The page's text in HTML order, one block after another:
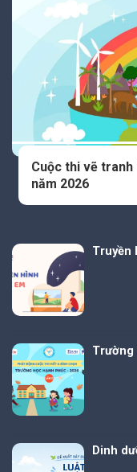
Cuộc thi vẽ tranh
năm 2026
Truyền
Trường
Dinh